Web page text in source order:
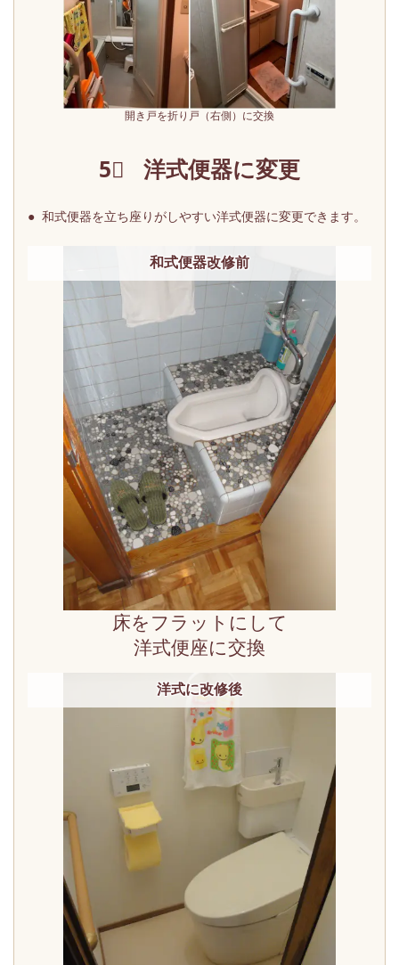
開き戸を折り戸（右側）に交換
5⃣ 洋式便器に変更
● 和式便器を立ち座りがしやすい洋式便器に変更できます。
和式便器改修前
床をフラットにして
洋式便座に交換
洋式に改修後